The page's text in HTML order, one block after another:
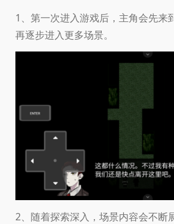
1、第一次进入游戏后，主角会先来
再逐步进入更多场景。
2、随着探索深入，场景内容会不断